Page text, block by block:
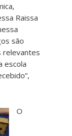
Raissa
são
relevantes
escola
O